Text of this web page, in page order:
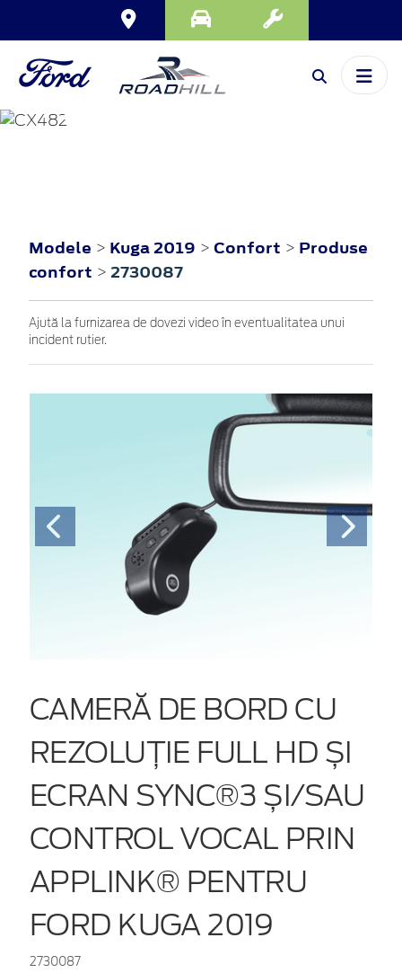
KUGA
Modele > Kuga 2019 > Confort > Produse
confort > 2730087
Ajută la furnizarea de dovezi video în eventualitatea unui
incident rutier.
CAMERĂ DE BORD CU
REZOLUȚIE FULL HD ȘI
ECRAN SYNC®3 ȘI/SAU
CONTROL VOCAL PRIN
APPLINK® PENTRU
FORD KUGA 2019
2730087